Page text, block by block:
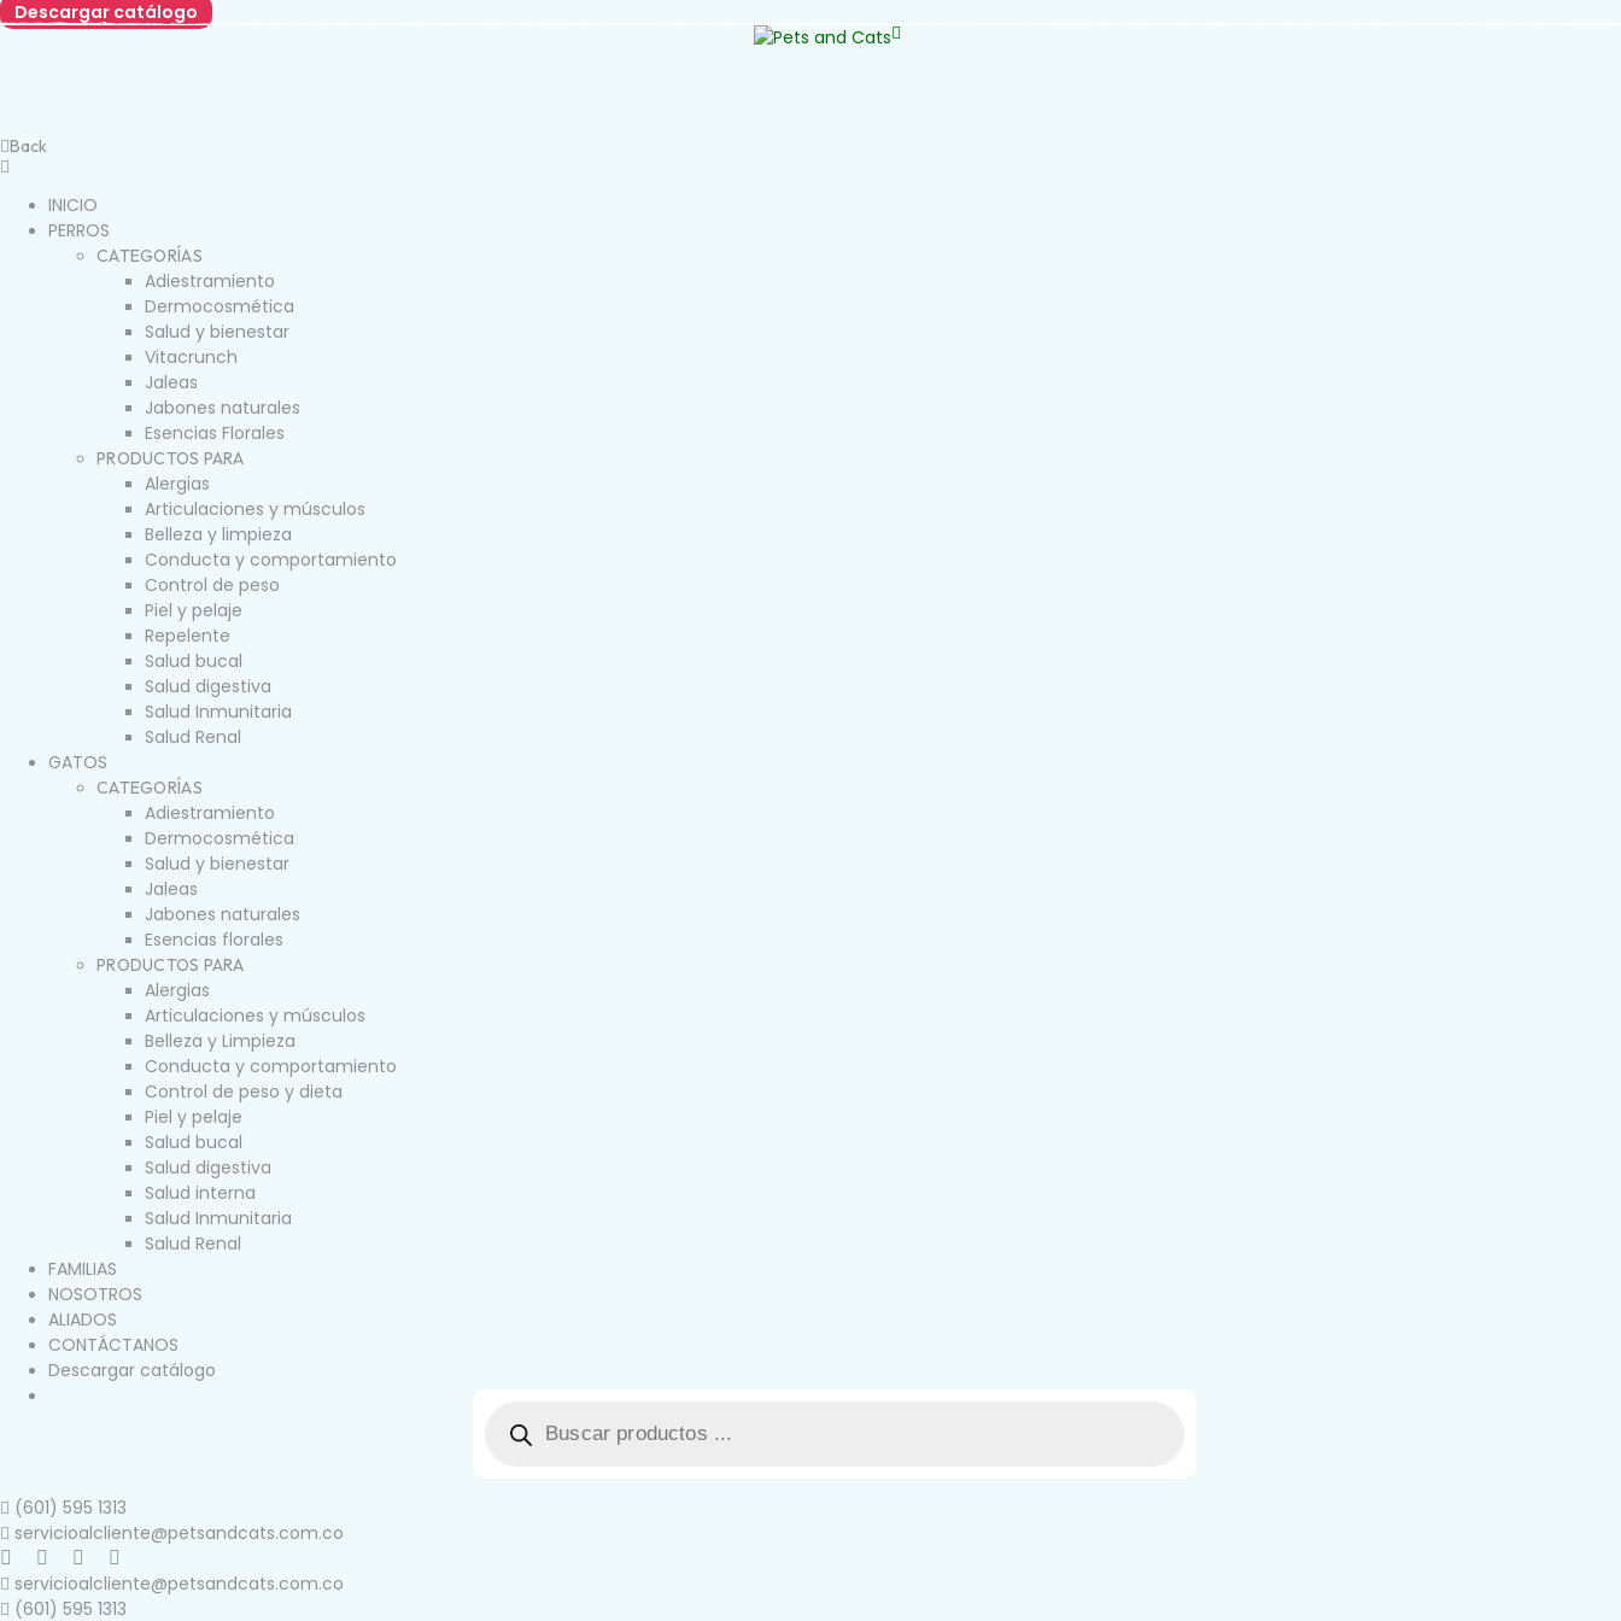
Descargar catálogo
Back
INICIO
PERROS
CATEGORÍAS
Adiestramiento
Dermocosmética
Salud y bienestar
Vitacrunch
Jaleas
Jabones naturales
Esencias Florales
PRODUCTOS PARA
Alergias
Articulaciones y músculos
Belleza y limpieza
Conducta y comportamiento
Control de peso
Piel y pelaje
Repelente
Salud bucal
Salud digestiva
Salud Inmunitaria
Salud Renal
GATOS
CATEGORÍAS
Adiestramiento
Dermocosmética
Salud y bienestar
Jaleas
Jabones naturales
Esencias florales
PRODUCTOS PARA
Alergias
Articulaciones y músculos
Belleza y Limpieza
Conducta y comportamiento
Control de peso y dieta
Piel y pelaje
Salud bucal
Salud digestiva
Salud interna
Salud Inmunitaria
Salud Renal
FAMILIAS
NOSOTROS
ALIADOS
CONTÁCTANOS
Descargar catálogo
(601) 595 1313
servicioalcliente@petsandcats.com.co
servicioalcliente@petsandcats.com.co
(601) 595 1313